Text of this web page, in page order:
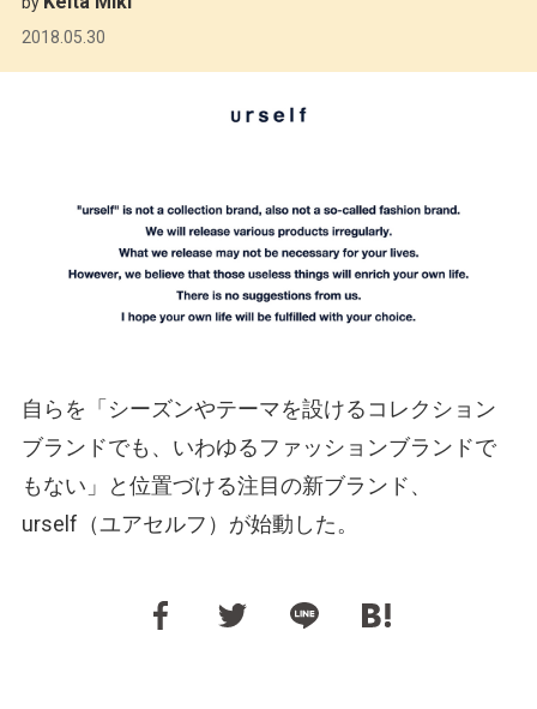
2018.05.30
自らを「シーズンやテーマを設けるコレクション
ブランドでも、いわゆるファッションブランドで
もない」と位置づける注目の新ブランド、
urself（ユアセルフ）が始動した。